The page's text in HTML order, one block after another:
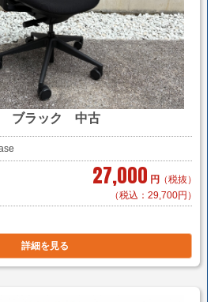
ブラック 中古
27,000 円 （税抜）
（税込：29,700円）
詳細を見る